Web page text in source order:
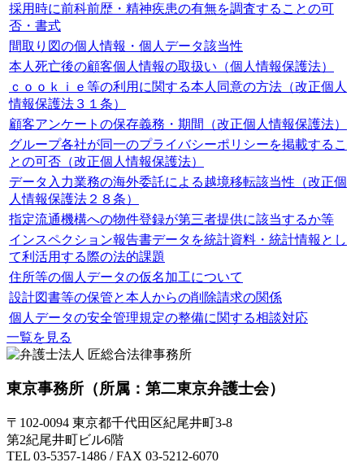
採用時に前科前歴・精神疾患の有無を調査することの可
否・書式
間取り図の個人情報・個人データ該当性
本人死亡後の顧客個人情報の取扱い（個人情報保護法）
ｃｏｏｋｉｅ等の利用に関する本人同意の方法（改正個人
情報保護法３１条）
顧客アンケートの保存義務・期間（改正個人情報保護法）
グループ各社が同一のプライバシーポリシーを掲載するこ
との可否（改正個人情報保護法）
データ入力業務の海外委託による越境移転該当性（改正個
人情報保護法２８条）
指定流通機構への物件登録が第三者提供に該当するか等
インスペクション報告書データを統計資料・統計情報とし
て利活用する際の法的課題
住所等の個人データの仮名加工について
設計図書等の保管と本人からの削除請求の関係
個人データの安全管理規定の整備に関する相談対応
一覧を見る
東京事務所 （所属：第二東京弁護士会）
〒102-0094 東京都千代田区紀尾井町3-8
第2紀尾井町ビル6階
TEL 03-5357-1486 / FAX 03-5212-6070